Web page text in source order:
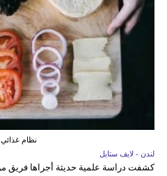
نظام
لندن - لايف ستايل
كشفت دراسة علمية حديثة أجراها فريق من